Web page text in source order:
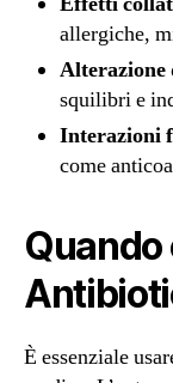
allergiche,
Alterazione
squilibri e
Interazioni
come
Quando
È essenziale